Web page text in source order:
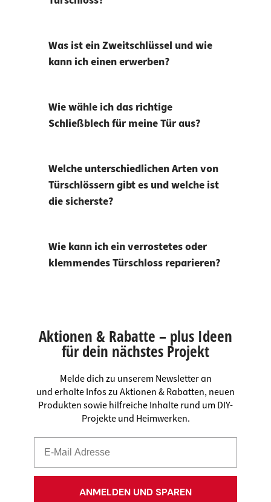
Was ist ein Zweitschlüssel und wie
kann ich einen erwerben?
Wie wähle ich das richtige
Schließblech für meine Tür aus?
Welche unterschiedlichen Arten von
Türschlössern gibt es und welche ist
die sicherste?
Wie kann ich ein verrostetes oder
klemmendes Türschloss reparieren?
Aktionen & Rabatte – plus Ideen
für dein nächstes Projekt
Melde dich zu unserem Newsletter an
und erhalte Infos zu Aktionen & Rabatten, neuen
Produkten sowie hilfreiche Inhalte rund um DIY-
Projekte und Heimwerken.
ANMELDEN UND SPAREN